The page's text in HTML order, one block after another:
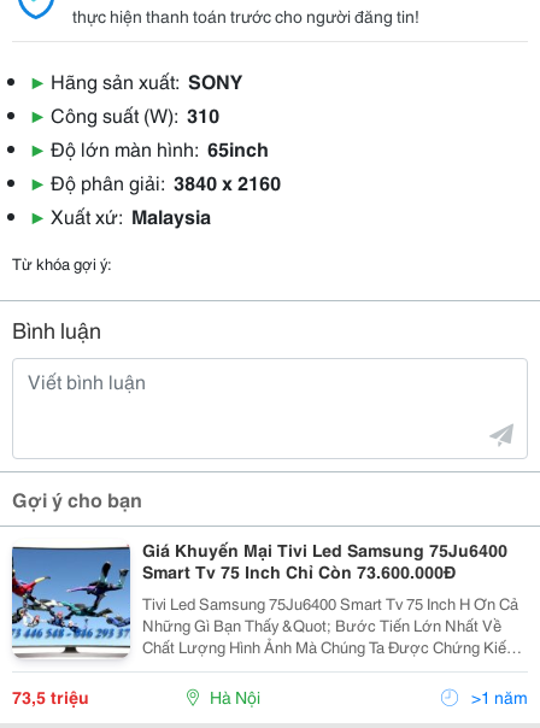
thực hiện thanh toán trước cho người đăng tin!
▶ Hãng sản xuất: SONY
▶ Công suất (W): 310
▶ Độ lớn màn hình: 65inch
▶ Độ phân giải: 3840 x 2160
▶ Xuất xứ: Malaysia
Từ khóa gợi ý:
Bình luận
Gợi ý cho bạn
Giá Khuyến Mại Tivi Led Samsung 75Ju6400
Smart Tv 75 Inch Chỉ Còn 73.600.000Đ
Tivi Led Samsung 75Ju6400 Smart Tv 75 Inch H Ơn Cả
Những Gì Bạn Thấy &Quot; Bước Tiến Lớn Nhất Về
Chất Lượng Hình Ảnh Mà Chúng Ta Được Chứng Kiến
Trong Nhiều Năm Qua&Quot; Tivi Led Samsung
75Ju6400 Smart Tv 75 Inch Mã: 75Ju6400 Đánh Giá:
Thương
73,5 triệu Hà Nội >1 năm